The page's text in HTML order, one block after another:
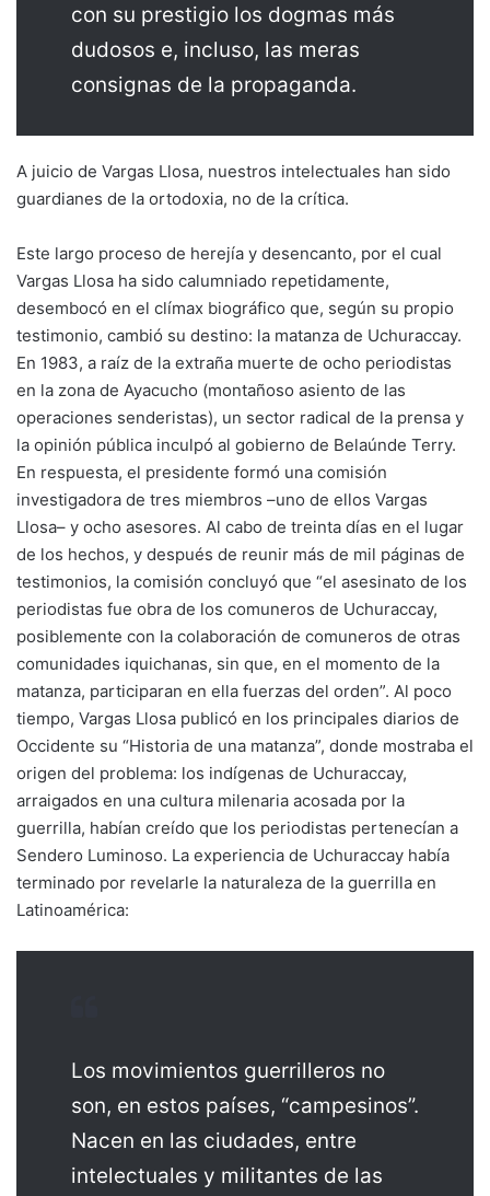
con su prestigio los dogmas más
dudosos e, incluso, las meras
consignas de la propaganda.
A juicio de Vargas Llosa, nuestros intelectuales han sido
guardianes de la ortodoxia, no de la crítica.
Este largo proceso de herejía y desencanto, por el cual
Vargas Llosa ha sido calumniado repetidamente,
desembocó en el clímax biográfico que, según su propio
testimonio, cambió su destino: la matanza de Uchuraccay.
En 1983, a raíz de la extraña muerte de ocho periodistas
en la zona de Ayacucho (montañoso asiento de las
operaciones senderistas), un sector radical de la prensa y
la opinión pública inculpó al gobierno de Belaúnde Terry.
En respuesta, el presidente formó una comisión
investigadora de tres miembros –uno de ellos Vargas
Llosa– y ocho asesores. Al cabo de treinta días en el lugar
de los hechos, y después de reunir más de mil páginas de
testimonios, la comisión concluyó que “el asesinato de los
periodistas fue obra de los comuneros de Uchuraccay,
posiblemente con la colaboración de comuneros de otras
comunidades iquichanas, sin que, en el momento de la
matanza, participaran en ella fuerzas del orden”. Al poco
tiempo, Vargas Llosa publicó en los principales diarios de
Occidente su “Historia de una matanza”, donde mostraba el
origen del problema: los indígenas de Uchuraccay,
arraigados en una cultura milenaria acosada por la
guerrilla, habían creído que los periodistas pertenecían a
Sendero Luminoso. La experiencia de Uchuraccay había
terminado por revelarle la naturaleza de la guerrilla en
Latinoamérica:
Los movimientos guerrilleros no
son, en estos países, “campesinos”.
Nacen en las ciudades, entre
intelectuales y militantes de las